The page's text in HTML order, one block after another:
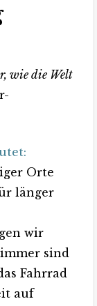
wie die Welt
Orte
länger
wir
sind
Fahrrad
auf